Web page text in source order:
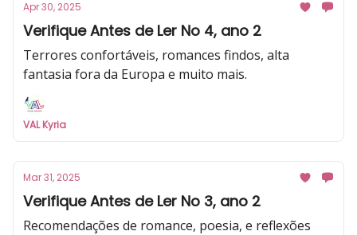
Apr 30, 2025
Verifique Antes de Ler No 4, ano 2
Terrores confortáveis, romances findos, alta
fantasia fora da Europa e muito mais.
VAL Kyria
Mar 31, 2025
Verifique Antes de Ler No 3, ano 2
Recomendações de romance, poesia, e reflexões